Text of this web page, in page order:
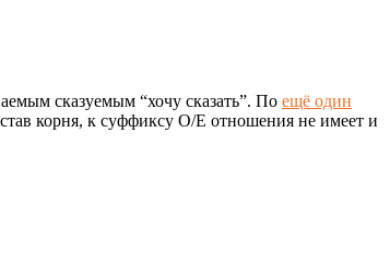
сказуемым “хочу сказать”. По ещё один
корня, к суффиксу О/Е отношения не имеет и